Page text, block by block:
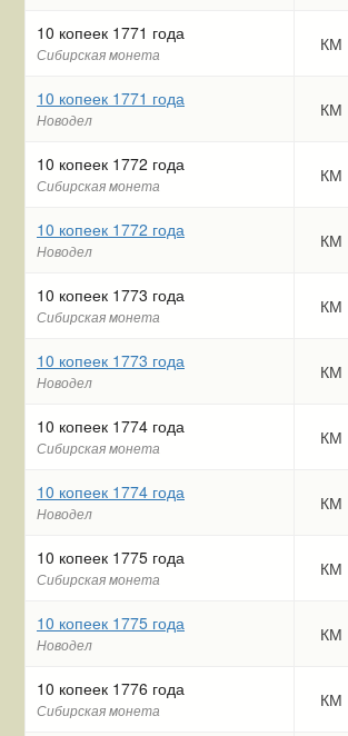
10 копеек 1771 года
Сибирская монета КМ
10 копеек 1771 года
Новодел КМ
10 копеек 1772 года
Сибирская монета КМ
10 копеек 1772 года
Новодел КМ
10 копеек 1773 года
Сибирская монета КМ
10 копеек 1773 года
Новодел КМ
10 копеек 1774 года
Сибирская монета КМ
10 копеек 1774 года
Новодел КМ
10 копеек 1775 года
Сибирская монета КМ
10 копеек 1775 года
Новодел КМ
10 копеек 1776 года
Сибирская монета КМ